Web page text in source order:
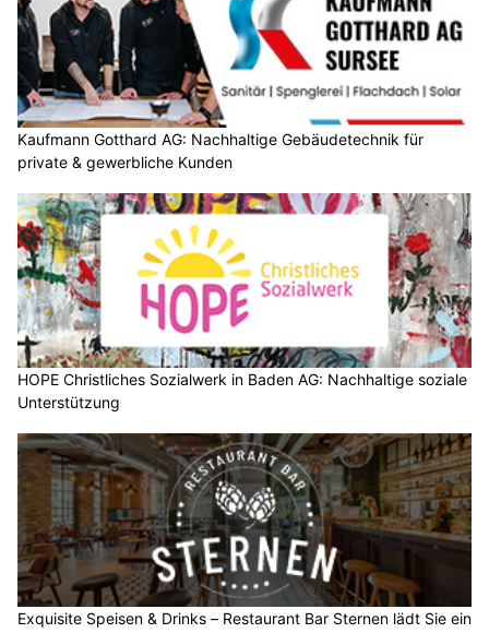
Kaufmann Gotthard AG: Nachhaltige Gebäudetechnik für
private & gewerbliche Kunden
HOPE Christliches Sozialwerk in Baden AG: Nachhaltige soziale
Unterstützung
Exquisite Speisen & Drinks – Restaurant Bar Sternen lädt Sie ein